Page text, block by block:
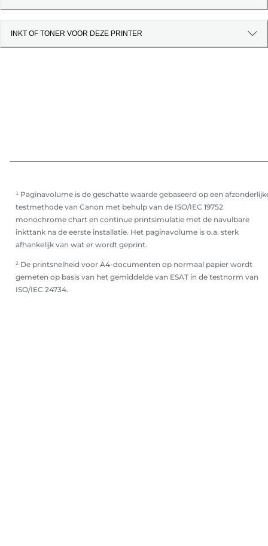
INKT OF TONER VOOR DEZE PRINTER
¹ Paginavolume is de geschatte waarde gebaseerd op een
testmethode van Canon met behulp van de ISO/IEC 19752
monochrome chart en continue printsimulatie met de navulbare
inkttank na de eerste installatie. Het paginavolume is o.a. sterk
afhankelijk van wat er wordt geprint.
² De printsnelheid voor A4-documenten op normaal papier wordt
gemeten op basis van het gemiddelde van ESAT in de testnorm van
ISO/IEC 24734.